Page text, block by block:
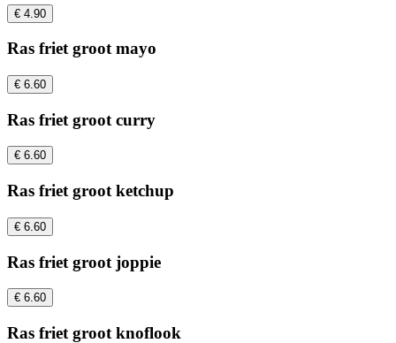
€ 4.90
Ras friet groot mayo
€ 6.60
Ras friet groot curry
€ 6.60
Ras friet groot ketchup
€ 6.60
Ras friet groot joppie
€ 6.60
Ras friet groot knoflook